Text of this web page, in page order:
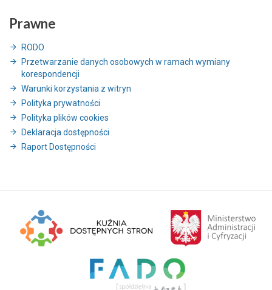
Prawne
RODO
Przetwarzanie danych osobowych w ramach wymiany
korespondencji
Warunki korzystania z witryn
Polityka prywatności
Polityka plików cookies
Deklaracja dostępności
Raport Dostępności